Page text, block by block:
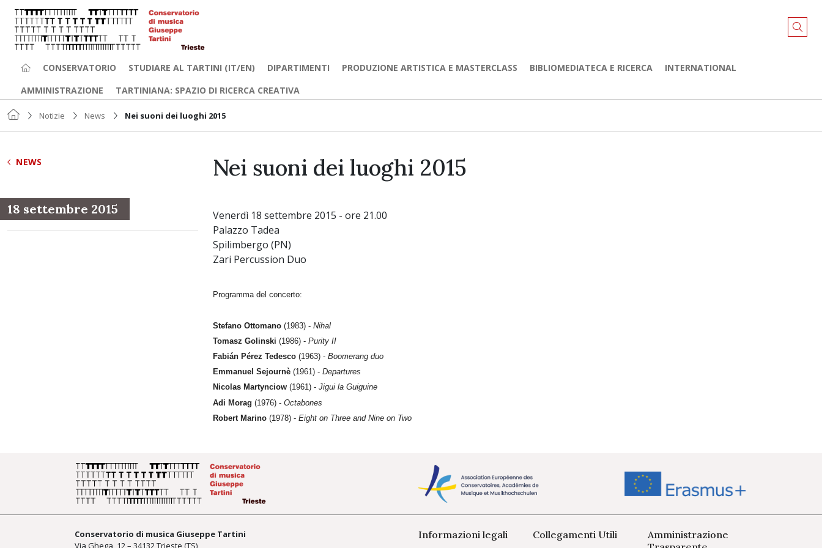
CONSERVATORIO STUDIARE AL TARTINI (IT/EN) DIPARTIMENTI PRODUZIONE ARTISTICA E MASTERCLASS BIBLIOMEDIATECA E RICERCA
INTERNATIONAL
AMMINISTRAZIONE
TARTINIANA: SPAZIO DI RICERCA CREATIVA
Notizie News Nei suoni dei luoghi 2015
NEWS
18 settembre 2015
Nei suoni dei luoghi 2015
Venerdì 18 settembre 2015 - ore 21.00
Palazzo Tadea
Spilimbergo (PN)
Zari Percussion Duo
Programma del concerto:
Stefano Ottomano (1983) - Nihal
Tomasz Golinski (1986) - Purity II
Fabián Pérez Tedesco (1963) - Boomerang duo
Emmanuel Sejournè (1961) - Departures
Nicolas Martynciow (1961) - Jigui la Guiguine
Adi Morag (1976) - Octabones
Robert Marino (1978) - Eight on Three and Nine on Two
Conservatorio di musica Giuseppe Tartini
Via Ghega, 12 – 34132 Trieste (TS)
Informazioni legali Collegamenti Utili
Amministrazione